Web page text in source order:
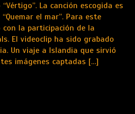
La canción escogida es
el mar”. Para este
la participación de la
El videoclip ha sido grabado
Un viaje a Islandia que sirvió
imágenes captadas […]